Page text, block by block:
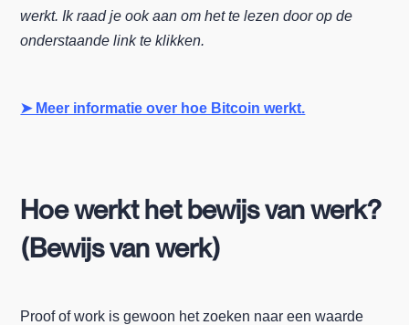
werkt. Ik raad je ook aan om het te lezen door op de
onderstaande link te klikken.
➤ Meer informatie over hoe Bitcoin werkt.
Hoe werkt het bewijs van werk?
(Bewijs van werk)
Proof of work is gewoon het zoeken naar een waarde